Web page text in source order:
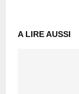
A LIRE AUSSI